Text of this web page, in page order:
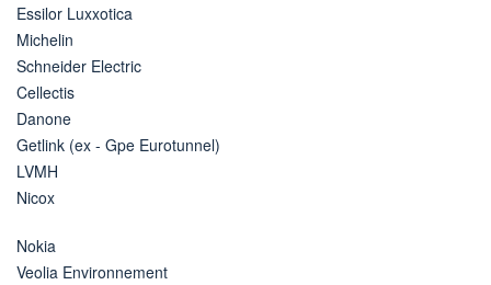
Essilor Luxxotica
Michelin
Schneider Electric
Cellectis
Danone
Getlink (ex - Gpe Eurotunnel)
LVMH
Nicox
Nokia
Veolia Environnement